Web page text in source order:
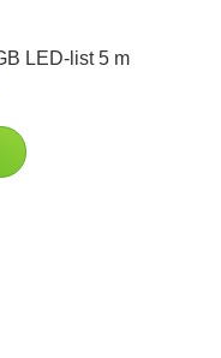
LED-list 5 m